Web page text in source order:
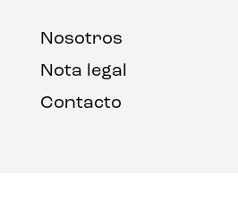
Nosotros
Nota legal
Contacto